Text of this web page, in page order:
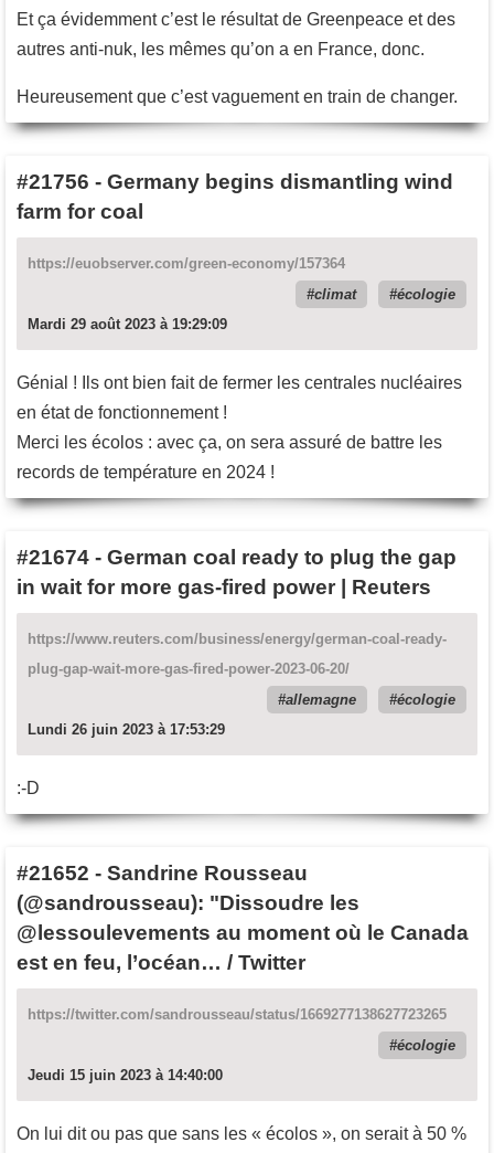
Et ça évidemment c’est le résultat de Greenpeace et des
autres anti-nuk, les mêmes qu’on a en France, donc.
Heureusement que c’est vaguement en train de changer.
#21756 - Germany begins dismantling wind
farm for coal
https://euobserver.com/green-economy/157364
climat
écologie
Mardi 29 août 2023 à 19:29:09
Génial ! Ils ont bien fait de fermer les centrales nucléaires
en état de fonctionnement !
Merci les écolos : avec ça, on sera assuré de battre les
records de température en 2024 !
#21674 - German coal ready to plug the gap
in wait for more gas-fired power | Reuters
https://www.reuters.com/business/energy/german-coal-ready-
plug-gap-wait-more-gas-fired-power-2023-06-20/
allemagne
écologie
Lundi 26 juin 2023 à 17:53:29
:-D
#21652 - Sandrine Rousseau
(@sandrousseau): "Dissoudre les
@lessoulevements au moment où le Canada
est en feu, l’océan… / Twitter
https://twitter.com/sandrousseau/status/1669277138627723265
écologie
Jeudi 15 juin 2023 à 14:40:00
On lui dit ou pas que sans les « écolos », on serait à 50 %